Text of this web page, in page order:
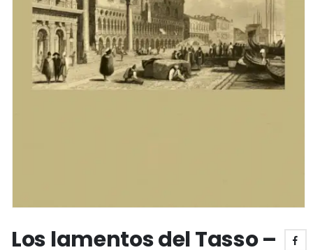
Los lamentos del Tasso –